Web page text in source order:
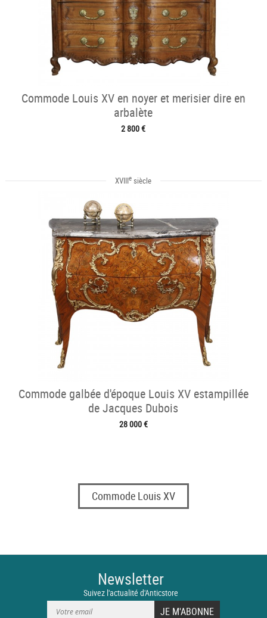
Commode Louis XV en noyer et merisier dire en
arbalète
2 800 €
XVIIIe siècle
Commode galbée d'époque Louis XV estampillée
de Jacques Dubois
28 000 €
Commode Louis XV
Newsletter
Suivez l'actualité d'Anticstore